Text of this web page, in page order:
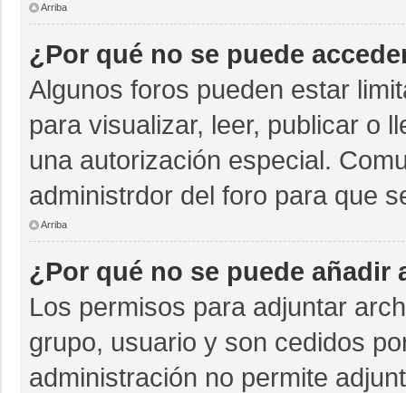
Arriba
¿Por qué no se puede
Algunos foros pueden estar
para visualizar, leer, publicar o
una autorización especial.
administrdor del foro para que
Arriba
¿Por qué no se puede
Los permisos para adjuntar
grupo, usuario y son cedidos
administración no permite